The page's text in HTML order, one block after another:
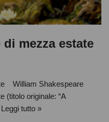
mezza estate
William Shakespeare
(titolo originale: “A
Leggi tutto »